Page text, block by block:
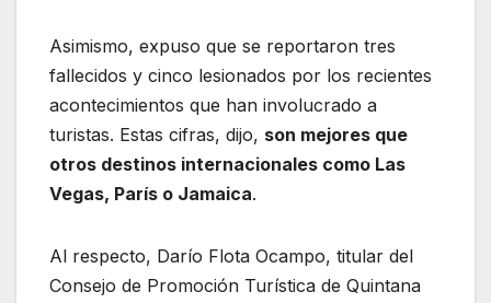
Asimismo, expuso que se reportaron tres
fallecidos y cinco lesionados por los recientes
acontecimientos que han involucrado a
turistas. Estas cifras, dijo, son mejores que
otros destinos internacionales como Las
Vegas, París o Jamaica.
Al respecto, Darío Flota Ocampo, titular del
Consejo de Promoción Turística de Quintana